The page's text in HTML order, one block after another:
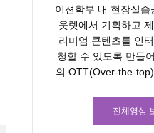
이션학부 내 현장실
웃렛에서 기획하고
리미엄 콘텐츠를 인
청할 수 있도록 만들
의 OTT(Over-the-
전체영상